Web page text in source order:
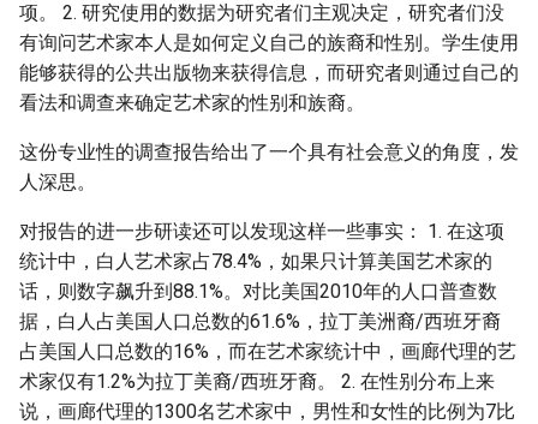
项。 2. 研究使用的数据为研究者们主观决定，研究者们没
有询问艺术家本人是如何定义自己的族裔和性别。学生使用
能够获得的公共出版物来获得信息，而研究者则通过自己的
看法和调查来确定艺术家的性别和族裔。
这份专业性的调查报告给出了一个具有社会意义的角度，发
人深思。
对报告的进一步研读还可以发现这样一些事实： 1. 在这项
统计中，白人艺术家占78.4%，如果只计算美国艺术家的
话，则数字飙升到88.1%。对比美国2010年的人口普查数
据，白人占美国人口总数的61.6%，拉丁美洲裔/西班牙裔
占美国人口总数的16%，而在艺术家统计中，画廊代理的艺
术家仅有1.2%为拉丁美裔/西班牙裔。 2. 在性别分布上来
说，画廊代理的1300名艺术家中，男性和女性的比例为7比